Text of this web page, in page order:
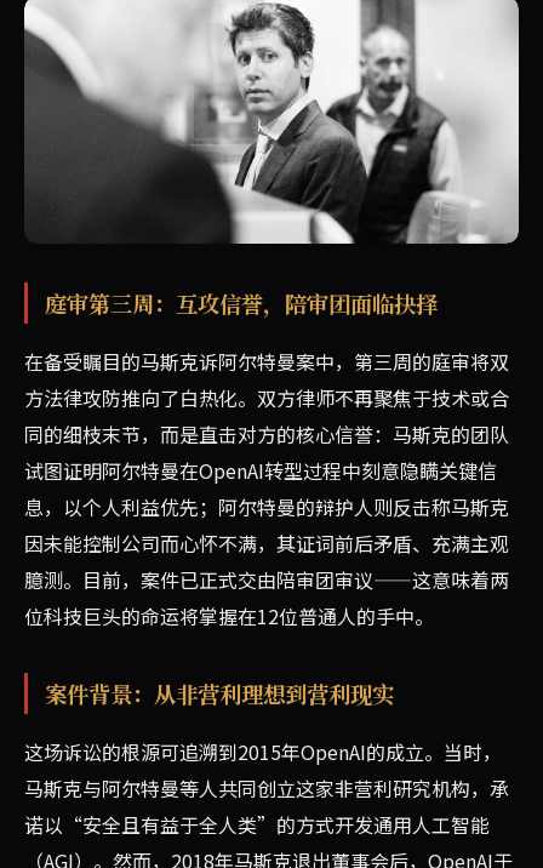
马斯克与阿尔特曼的庭审进入第三周，双方在法庭上就彼
庭审第三周：互攻信誉，陪审团面临抉择
在备受瞩目的马斯克诉阿尔特曼案中，第三周的庭审将双
方法律攻防推向了白热化。双方律师不再聚焦于技术或合
同的细枝末节，而是直击对方的核心信誉：马斯克的团队
试图证明阿尔特曼在OpenAI转型过程中刻意隐瞒关键信
息，以个人利益优先；阿尔特曼的辩护人则反击称马斯克
因未能控制公司而心怀不满，其证词前后矛盾、充满主观
臆测。目前，案件已正式交由陪审团审议——这意味着两
位科技巨头的命运将掌握在12位普通人的手中。
案件背景：从非营利理想到营利现实
这场诉讼的根源可追溯到2015年OpenAI的成立。当时，
马斯克与阿尔特曼等人共同创立这家非营利研究机构，承
诺以“安全且有益于全人类”的方式开发通用人工智能
（AGI）。然而，2018年马斯克退出董事会后，OpenAI于